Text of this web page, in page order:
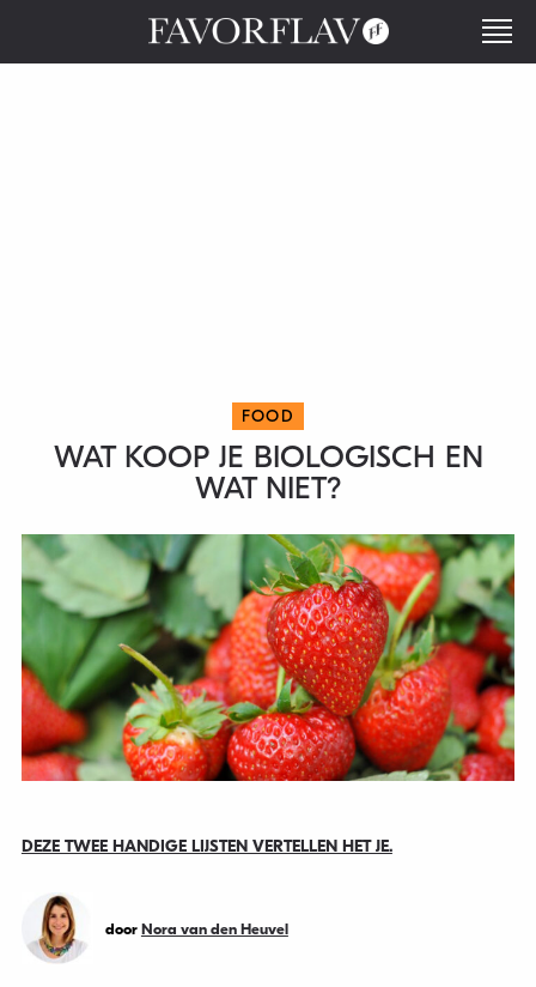
FOOD
WAT KOOP JE BIOLOGISCH EN
WAT NIET?
DEZE TWEE HANDIGE LIJSTEN VERTELLEN HET JE.
door Nora van den Heuvel